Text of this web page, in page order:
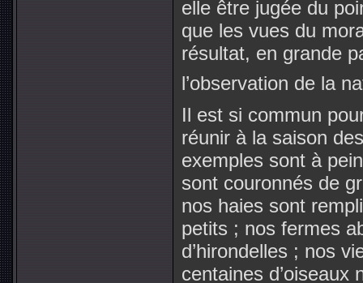
elle être jugée du
que les vues du
résultat, en grande
l’observation de la
Il est si commun
réunir à la saison
exemples sont à
sont couronnés de
nos haies sont
petits ; nos fermes
d’hirondelles ; nos
centaines d’oiseaux